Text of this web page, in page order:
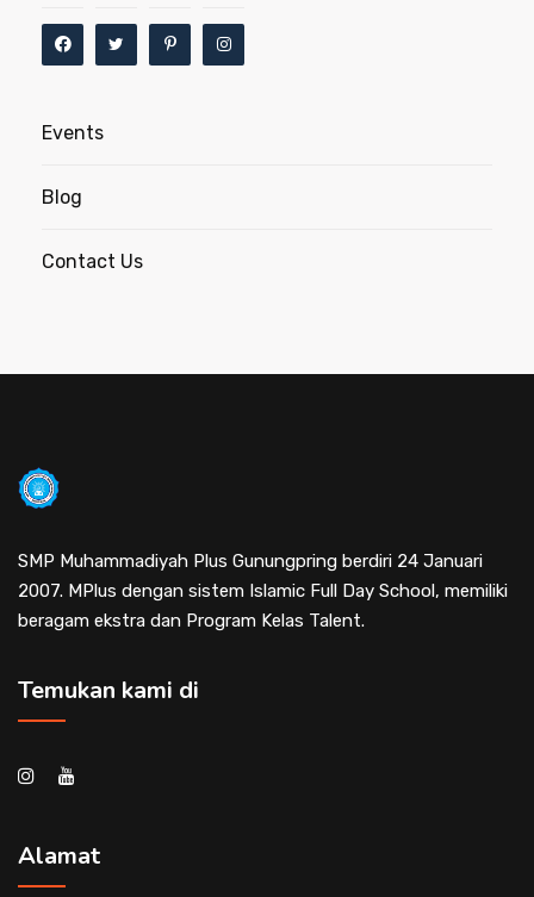
Events
Blog
Contact Us
SMP Muhammadiyah Plus Gunungpring berdiri 24 Januari
2007. MPlus dengan sistem Islamic Full Day School, memiliki
beragam ekstra dan Program Kelas Talent.
Temukan kami di
Alamat